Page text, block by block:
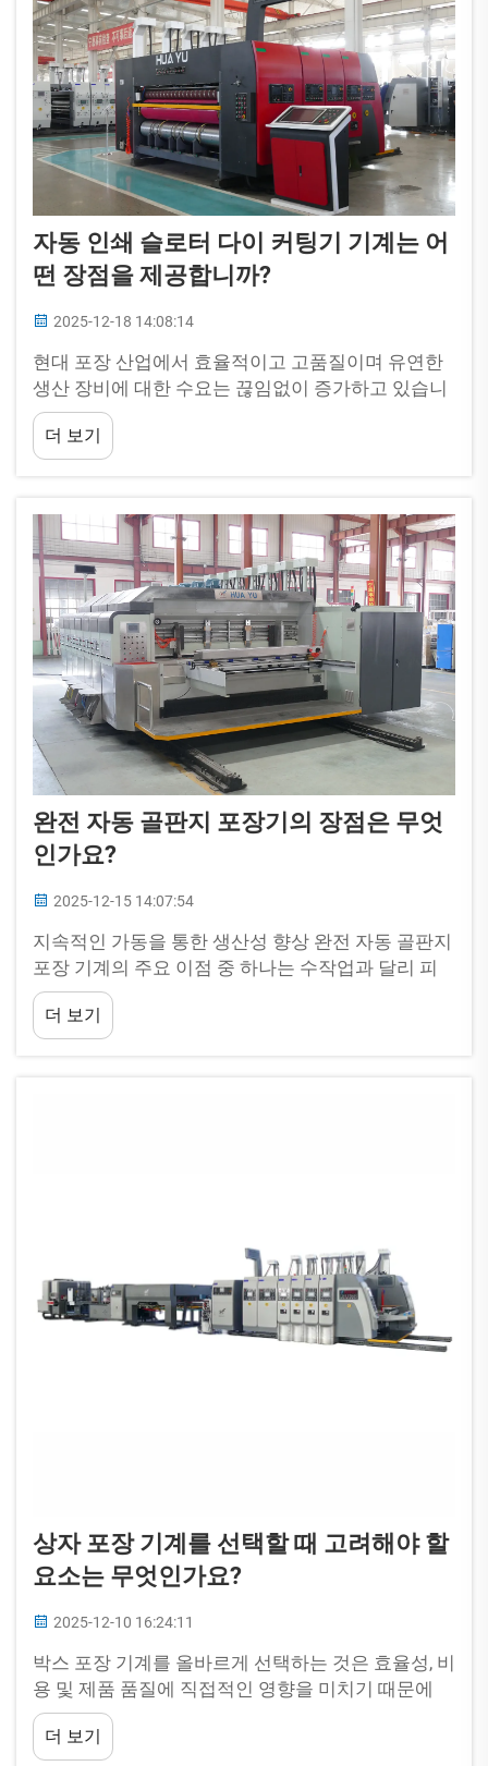
자동 인쇄 슬로터 다이 커팅기 기계는 어
떤 장점을 제공합니까?
2025-12-18 14:08:14
현대 포장 산업에서 효율적이고 고품질이며 유연한
생산 장비에 대한 수요는 끊임없이 증가하고 있습니
다. 카톤 생산 라인의 핵심 장비로서 자동 인쇄 슬로
터 다이 커팅기 기계는 ...이 되었습니다.
더 보기
완전 자동 골판지 포장기의 장점은 무엇
인가요?
2025-12-15 14:07:54
지속적인 가동을 통한 생산성 향상 완전 자동 골판지
포장 기계의 주요 이점 중 하나는 수작업과 달리 피
로 없이 지속적으로 작동할 수 있다는 능력입니다.
이러한 기계들은 분당 수백 개에서 수천 개에 이르기
까지 제품을 포장할 수 있습니다.
더 보기
상자 포장 기계를 선택할 때 고려해야 할
요소는 무엇인가요?
2025-12-10 16:24:11
박스 포장 기계를 올바르게 선택하는 것은 효율성, 비
용 및 제품 품질에 직접적인 영향을 미치기 때문에
포장 산업 분야의 기업들에게 매우 중요합니다. 동광
화유 카톤 머신리(Dongguang Huayu Carton
더 보기